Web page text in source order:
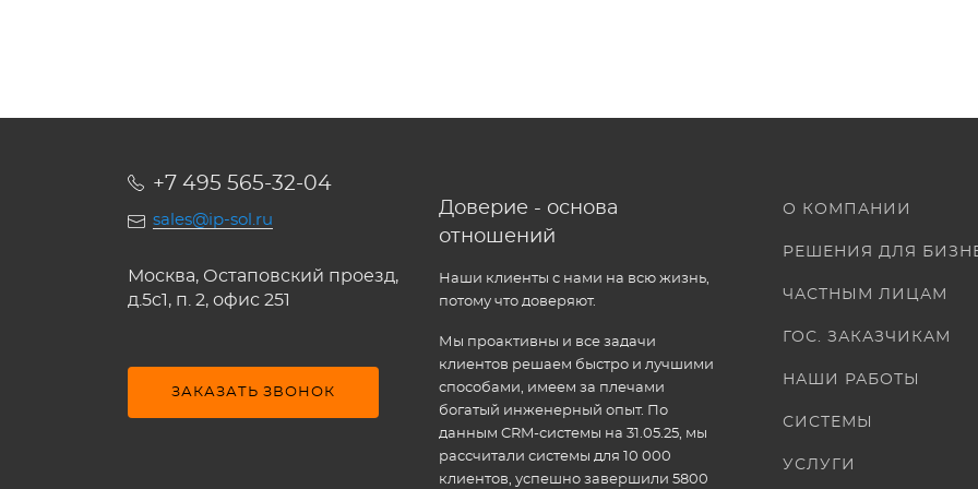
+7 495 565-32-04
sales@ip-sol.ru
Москва, Остаповский проезд,
д.5c1, п. 2, офис 251
ЗАКАЗАТЬ ЗВОНОК
Доверие - основа
отношений
Наши клиенты с нами на всю жизнь,
потому что доверяют.
Мы проактивны и все задачи
клиентов решаем быстро и лучшими
способами, имеем за плечами
богатый инженерный опыт. По
данным CRM-системы на 31.05.25, мы
рассчитали системы для 10 000
клиентов, успешно завершили 5800
О КОМПАНИИ
РЕШЕНИЯ ДЛЯ
ЧАСТНЫМ ЛИЦАМ
ГОС. ЗАКАЗЧИКАМ
НАШИ РАБОТЫ
СИСТЕМЫ
УСЛУГИ